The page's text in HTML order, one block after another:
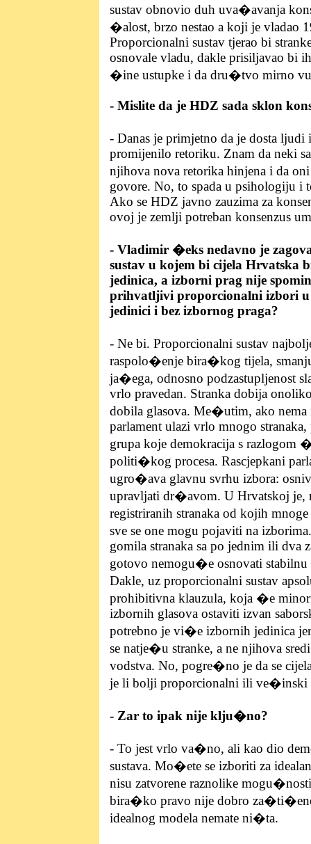
sustav obnovio duh uva�avanja
�alost, brzo nestao a koji je vladao
Proporcionalni sustav tjerao bi
osnovale vladu, dakle prisiljavao bi
�ine ustupke i da dru�tvo mirno
- Mislite da je HDZ sada sklon
- Danas je primjetno da je dosta
promijenilo retoriku. Znam da neki
njihova nova retorika hinjena i da
govore. No, to spada u psihologiju i
Ako se HDZ javno zauzima za
ovoj je zemlji potreban konsenzus
- Vladimir �eks nedavno je
sustav u kojem bi cijela Hrvatska
jedinica, a izborni prag nije
prihvatljivi proporcionalni izbori
jedinici i bez izbornog praga?
- Ne bi. Proporcionalni sustav
raspolo�enje bira�kog tijela,
ja�ega, odnosno podzastupljenost
vrlo pravedan. Stranka dobija
dobila glasova. Me�utim, ako nema
parlament ulazi vrlo mnogo
grupa koje demokracija s razlogom
politi�kog procesa. Rascjepkani
ugro�ava glavnu svrhu izbora:
upravljati dr�avom. U Hrvatskoj
registriranih stranaka od kojih
sve se one mogu pojaviti na
gomila stranaka sa po jednim ili dva
gotovo nemogu�e osnovati
Dakle, uz proporcionalni sustav
prohibitivna klauzula, koja �e
izbornih glasova ostaviti izvan
potrebno je vi�e izbornih jedinica
se natje�u stranke, a ne njihova
vodstva. No, pogre�no je da se
je li bolji proporcionalni ili ve�inski
- Zar to ipak nije klju�no?
- To jest vrlo va�no, ali kao dio
sustava. Mo�ete se izboriti za
nisu zatvorene raznolike
bira�ko pravo nije dobro
idealnog modela nemate ni�ta.